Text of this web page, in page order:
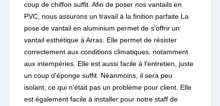
coup de chiffon suffit. Afin de poser nos vantails en
PVC, nous assurons un travail à la finition parfaite.La
pose de vantail en aluminium permet de s'offrir un
vantail esthétique à Arras. Elle permet de résister
correctement aux conditions climatiques, notamment
aux intempéries. Elle est aussi facile à l'entretien, juste
un coup d'éponge suffit. Néanmoins, il sera peu
isolant, ce qui n'était pas un problème pour client. Elle
est également facile à installer pour notre staff de